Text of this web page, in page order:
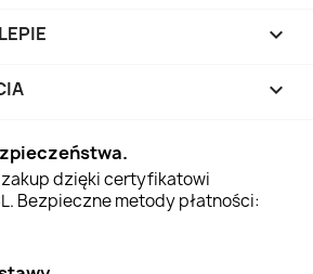
keyboard_arrow_down

dzięki certyfikatowi
Bezpieczne metody płatności: